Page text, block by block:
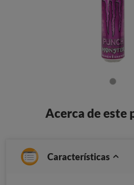
Acerca de este
Características